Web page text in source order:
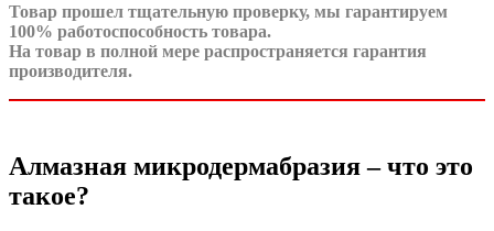
Товар прошел тщательную проверку, мы гарантируем
100% работоспособность товара.
На товар в полной мере распространяется гарантия
производителя.
Алмазная микродермабразия – что это
такое?